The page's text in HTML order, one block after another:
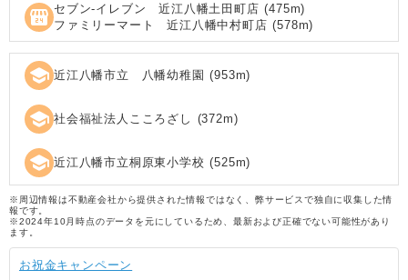
local_convenience_store セブン‐イレブン 近江八幡土田町店 (475m)
ファミリーマート 近江八幡中村町店 (578m)
school 近江八幡市立 八幡幼稚園 (953m)
school 社会福祉法人こころざし (372m)
school 近江八幡市立桐原東小学校 (525m)
※周辺情報は不動産会社から提供された情報ではなく、弊サービスで独自に収集した情
報です。
※2024年10月時点のデータを元にしているため、最新および正確でない可能性があり
ます。
お祝金キャンペーン